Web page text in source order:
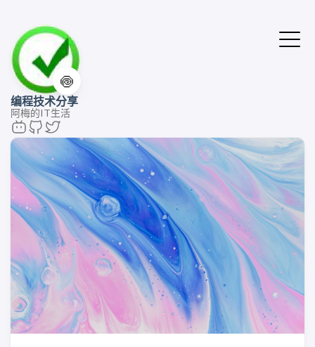
🍥
编程技术分享
阿梅的IT生活